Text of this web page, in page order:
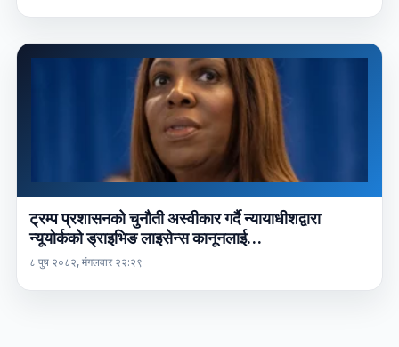
ट्रम्प प्रशासनको चुनौती अस्वीकार गर्दै न्यायाधीशद्वारा
न्यूयोर्कको ड्राइभिङ लाइसेन्स कानूनलाई…
८ पुष २०८२, मंगलवार २२:२९